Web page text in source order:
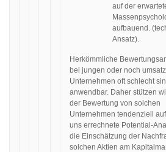
auf der
aufbauend.
Ansatz).
Herkömmliche
bei jungen oder noch
Unternehmen oft schlecht
anwendbar. Daher stützen
der Bewertung von solchen
Unternehmen tendenziell
uns errechnete Potential-
die Einschätzung der
solchen Aktien am